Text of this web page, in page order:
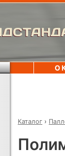
Каталог ›
О